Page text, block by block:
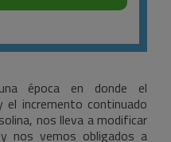
época en donde el
el incremento continuado
nos lleva a modificar
nos vemos obligados a